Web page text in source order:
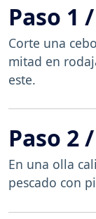
Paso 1
Corte una
mitad en
este.
Paso 2
En una olla
pescado con